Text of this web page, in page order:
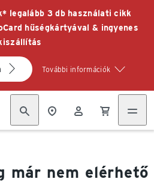
legalább 3 db használati cikk
hűségkártyával & ingyenes
További információk
már nem elérhető